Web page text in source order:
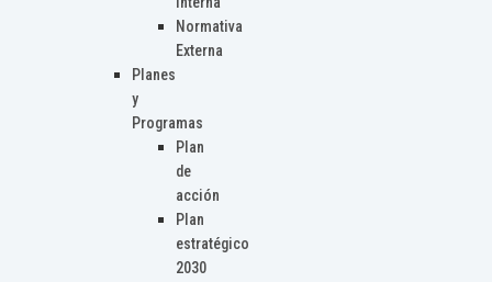
Normativa
Externa
Planes
y
Programas
Plan
de
acción
Plan
estratégico
2030